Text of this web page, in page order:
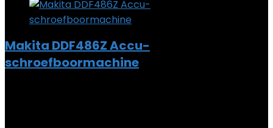
Makita DDF486Z Accu-
schroefboormachine